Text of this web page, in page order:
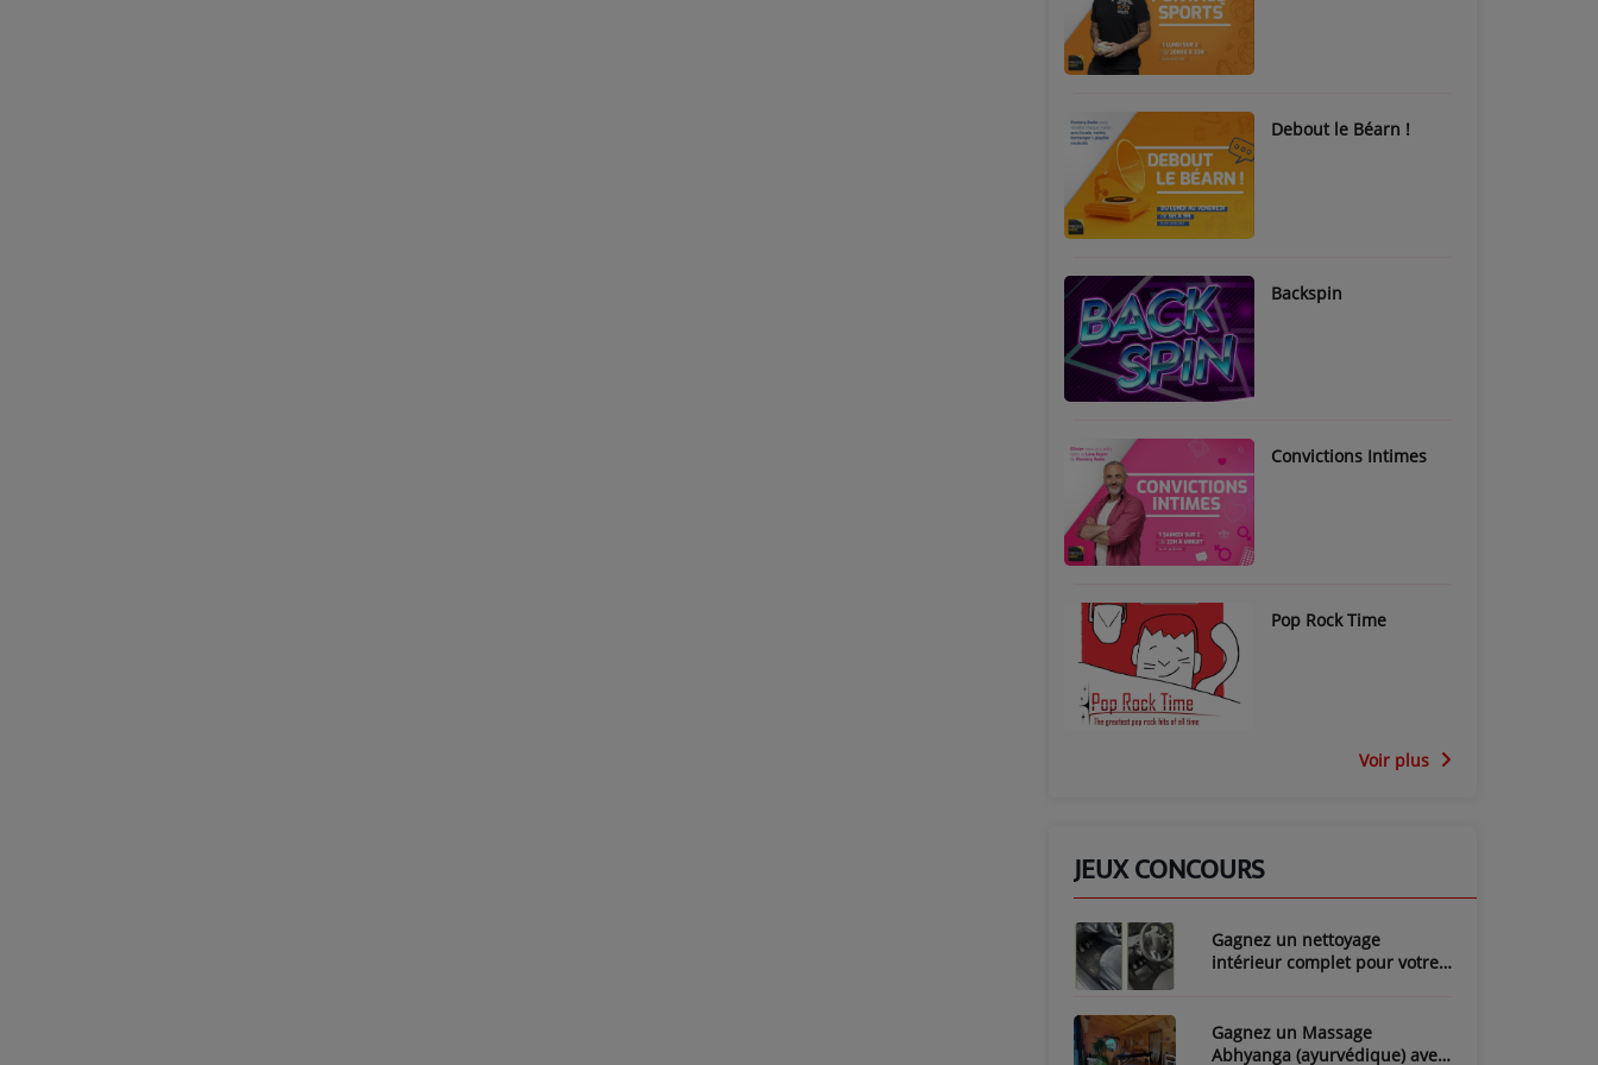
Debout le Béarn !
Backspin
Convictions Intimes
Pop Rock Time
Voir plus
JEUX CONCOURS
Gagnez un nettoyage
intérieur complet pour votre
Gagnez un Massage
Abhyanga (ayurvédique) avec